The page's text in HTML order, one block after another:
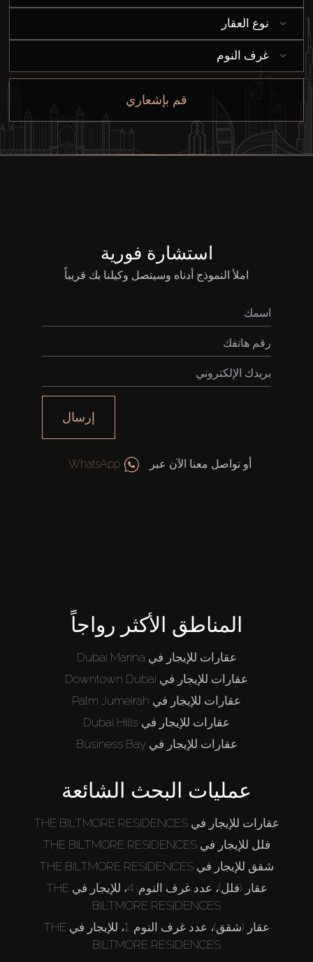
قيد الإنشاء
نوع العقار
غرف النوم
قم بإشعاري
استشارة فورية
املأ النموذج أدناه وسيتصل وكيلنا بك قريباً
إرسال
أو تواصل معنا الآن عبر WhatsApp
المناطق الأكثر رواجاً
عقارات للإيجار في Dubai Marina
عقارات للإيجار في Downtown Dubai
عقارات للإيجار في Palm Jumeirah
عقارات للإيجار في Dubai Hills
عقارات للإيجار في Business Bay
عمليات البحث الشائعة
عقارات للإيجار في THE BILTMORE RESIDENCES
فلل للإيجار في THE BILTMORE RESIDENCES
شقق للإيجار في THE BILTMORE RESIDENCES
عقار (فلل)، عدد غرف النوم: 4، للإيجار في THE
BILTMORE RESIDENCES
عقار (شقق)، عدد غرف النوم: 1، للإيجار في THE
BILTMORE RESIDENCES